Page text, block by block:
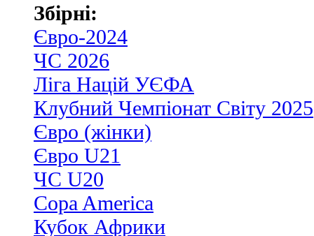
Збірні:
Євро-2024
ЧС 2026
Ліга Націй УЄФА
Клубний Чемпіонат Світу 2025
Євро (жінки)
Євро U21
ЧС U20
Copa America
Кубок Африки